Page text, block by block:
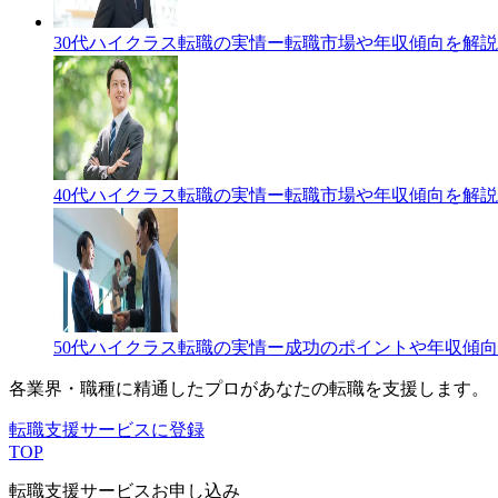
30代ハイクラス転職の実情ー転職市場や年収傾向を解説
40代ハイクラス転職の実情ー転職市場や年収傾向を解説
50代ハイクラス転職の実情ー成功のポイントや年収傾
各業界・職種に精通したプロがあなたの転職を支援します。
転職支援サービスに登録
TOP
転職支援サービスお申し込み